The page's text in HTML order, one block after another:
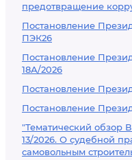
предотвращение
Постановление
ПЭК26
Постановление
18А/2026
Постановление
Постановление
"Тематический обзор
13/2026. О судебной
самовольным